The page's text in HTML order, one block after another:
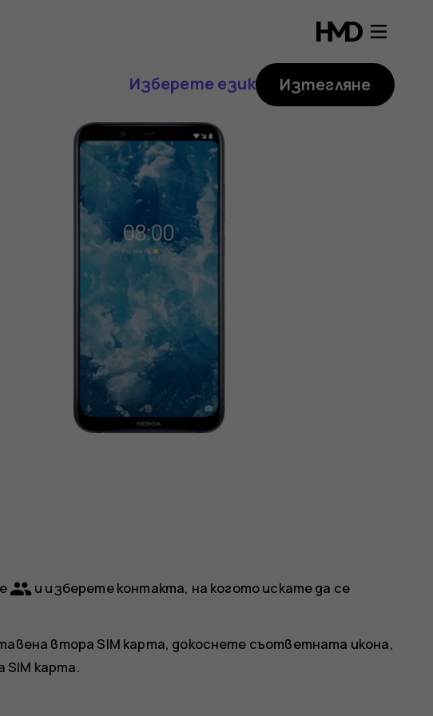
Изберете език Изтегляне
group и изберете контакта, на когото искате да се
втора SIM карта, докоснете съответната икона,
SIM карта.